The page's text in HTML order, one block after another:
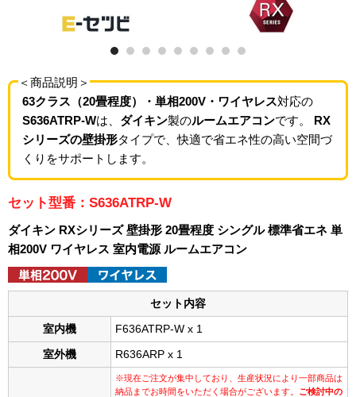
＜商品説明＞
63クラス（20畳程度）・単相200V・ワイヤレス対応の
S636ATRP-Wは、 ダイキン製のルームエアコンです。 RX
シリーズの壁掛形タイプで、快適で省エネ性の高い空間づ
くりをサポートします。
セット型番：S636ATRP-W
ダイキン RXシリーズ 壁掛形 20畳程度 シングル 標準省エネ 単
相200V ワイヤレス 室内電源 ルームエアコン
セット内容
室内機 F636ATRP-W x 1
室外機 R636ARP x 1
※現在ご注文が集中しており、生産状況により一部商品は
納品までお時間をいただく場合がございます。 ご検討中の